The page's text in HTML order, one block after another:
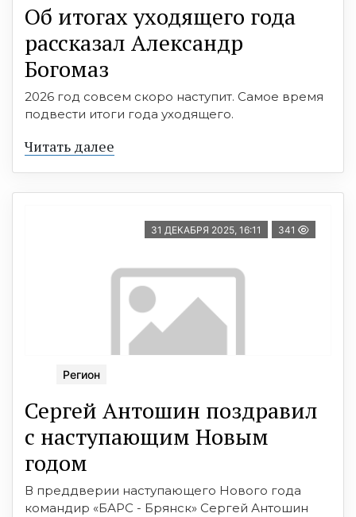
Об итогах уходящего года
рассказал Александр
Богомаз
2026 год совсем скоро наступит. Самое время
подвести итоги года уходящего.
Читать далее
31 ДЕКАБРЯ 2025, 16:11 341
Регион
Сергей Антошин поздравил
с наступающим Новым
годом
В преддверии наступающего Нового года
командир «БАРС - Брянск» Сергей Антошин